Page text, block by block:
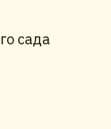
сада